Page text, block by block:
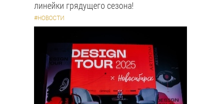
линейки грядущего сезона!
#НОВОСТИ